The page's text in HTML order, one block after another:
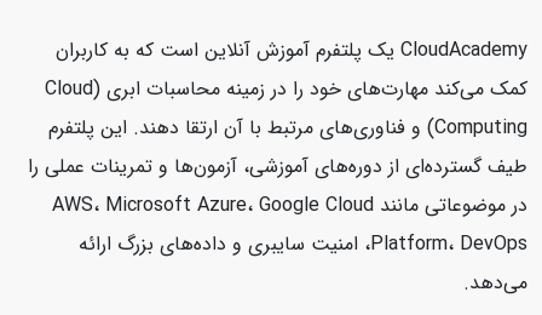
CloudAcademy یک پلتفرم آموزش آنلاین است که به کاربران
کمک می‌کند مهارت‌های خود را در زمینه محاسبات ابری (Cloud
Computing) و فناوری‌های مرتبط با آن ارتقا دهند. این پلتفرم
طیف گسترده‌ای از دوره‌های آموزشی، آزمون‌ها و تمرینات عملی را
در موضوعاتی مانند AWS، Microsoft Azure، Google Cloud
Platform، DevOps، امنیت سایبری و داده‌های بزرگ ارائه
می‌دهد.